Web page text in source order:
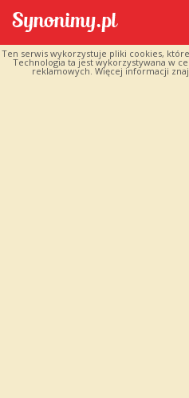
Ten serwis wykorzystuje pliki cookies,
Technologia ta jest wykorzystywana w
reklamowych. Więcej informacji